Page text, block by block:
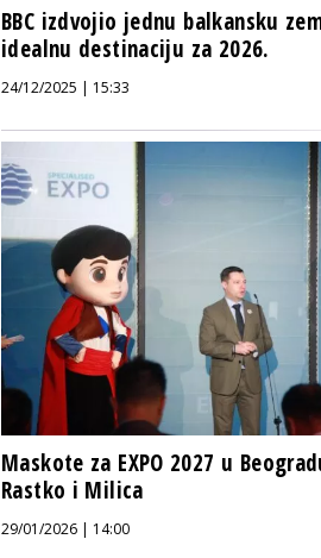
BBC izdvojio jednu balkansku
idealnu destinaciju za 2026.
24/12/2025 | 15:33
Maskote za EXPO 2027 u
Rastko i Milica
29/01/2026 | 14:00